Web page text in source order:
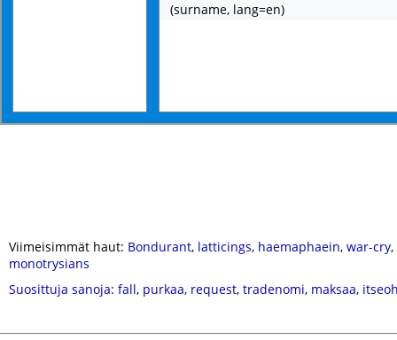
(surname, lang=en)
Viimeisimmät haut: Bondurant, latticings, haemaphaein, war-cry,
monotrysians
Suosittuja sanoja: fall, purkaa, request, tradenomi, maksaa,